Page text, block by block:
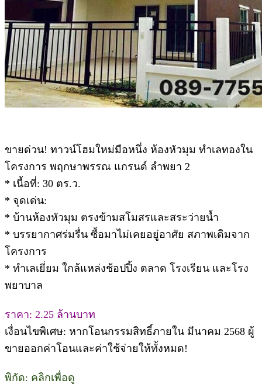
ขายด่วน! ทาวน์โฮมใหม่มือหนึ่ง ห้องหัวมุม ทำเลทองใน
โครงการ พฤกษาพรรณ แกรนด์ ลำพยา 2
* เนื้อที่: 30 ตร.ว.
* จุดเด่น:
* บ้านห้องหัวมุม ตรงข้ามสโมสรและสระว่ายน้ำ
* บรรยากาศร่มรื่น ซื้อมาไม่เคยอยู่อาศัย สภาพเดิมจาก
โครงการ
* ทำเลเยี่ยม ใกล้แหล่งช้อปปิ้ง ตลาด โรงเรียน และโรง
พยาบาล
ราคา: 2.25 ล้านบาท
เงื่อนไขพิเศษ: หากโอนกรรมสิทธิ์ภายใน มีนาคม 2568 ผู้
ขายออกค่าโอนและค่าใช้จ่ายให้ทั้งหมด!
พิกัด: คลิกเพื่อดู